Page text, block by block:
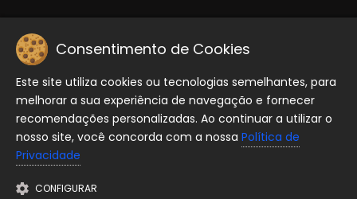
Politica de Privacidade.
Copyright © 2026 Equiporave, Todos os direitos reservados..
Consentimento de Cookies
Este site utiliza cookies ou tecnologias semelhantes, para
melhorar a sua experiência de navegação e fornecer
recomendações personalizadas. Ao continuar a utilizar o
nosso site, você concorda com a nossa Política de
Privacidade
CONFIGURAR